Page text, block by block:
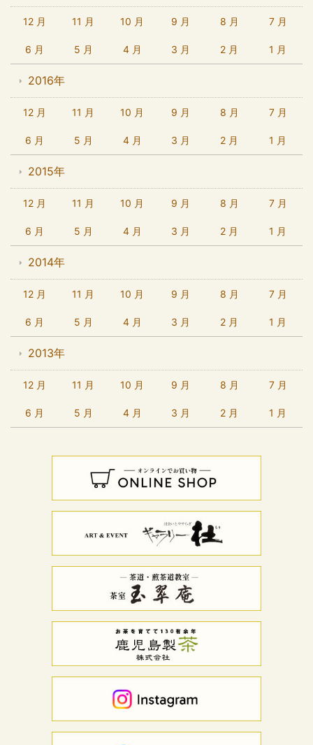
12 月 11 月 10 月 9 月 8 月 7 月
6 月 5 月 4 月 3 月 2 月 1 月
2016年
12 月 11 月 10 月 9 月 8 月 7 月
6 月 5 月 4 月 3 月 2 月 1 月
2015年
12 月 11 月 10 月 9 月 8 月 7 月
6 月 5 月 4 月 3 月 2 月 1 月
2014年
12 月 11 月 10 月 9 月 8 月 7 月
6 月 5 月 4 月 3 月 2 月 1 月
2013年
12 月 11 月 10 月 9 月 8 月 7 月
6 月 5 月 4 月 3 月 2 月 1 月